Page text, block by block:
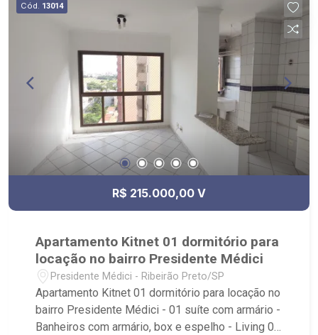
Cód. 13014
R$ 215.000,00 V
Apartamento Kitnet 01 dormitório para
locação no bairro Presidente Médici
Presidente Médici - Ribeirão Preto/SP
Apartamento Kitnet 01 dormitório para locação no
bairro Presidente Médici - 01 suíte com armário -
Banheiros com armário, box e espelho - Living 02